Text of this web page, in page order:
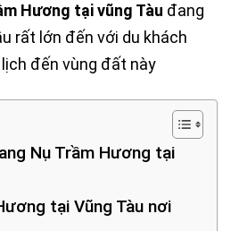
Hương tại vũng Tàu đang
rất lớn đến với du khách
đến vùng đất này
Nụ Trầm Hương tại
tại Vũng Tàu nơi